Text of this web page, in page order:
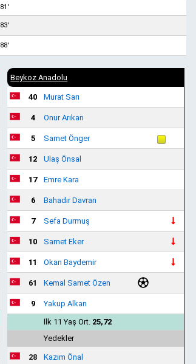
81'
83'
88'
Beykoz Anadolu
40 Murat Sarı
4 Onur Arıkan
5 Samet Önger
12 Ulaş Önsal
17 Emre Kara
6 Bahadır Davran
7 Sefa Durmuş
10 Samet Eker
11 Okan Baydemir
61 Kemal Samet Özen
9
Yakup Alkan
İlk 11 Yaş Ort. 25,72
Yedekler
28 Kazım Önal